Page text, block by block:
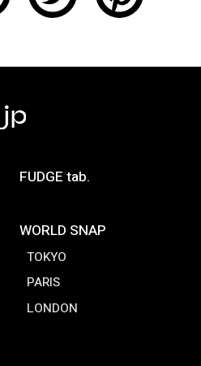
FUDGE tab.
WORLD SNAP
TOKYO
PARIS
LONDON